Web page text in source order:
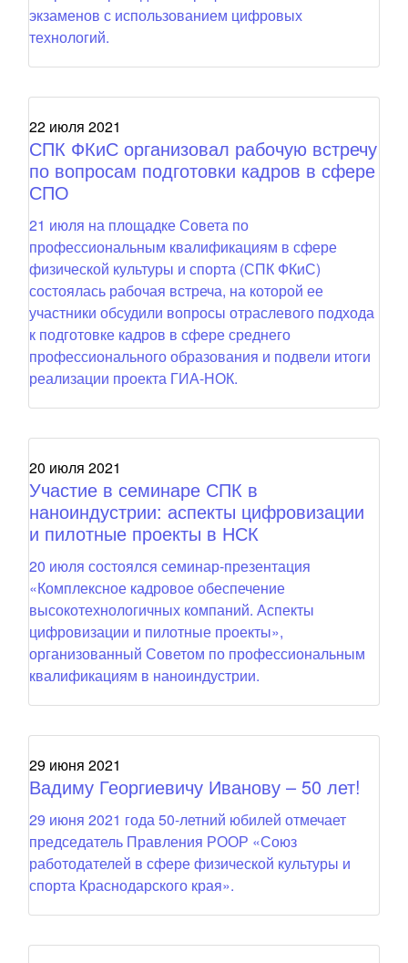
экзаменов с использованием цифровых
технологий.
22 июля 2021
СПК ФКиС организовал рабочую встречу
по вопросам подготовки кадров в сфере
СПО
21 июля на площадке Совета по
профессиональным квалификациям в сфере
физической культуры и спорта (СПК ФКиС)
состоялась рабочая встреча, на которой ее
участники обсудили вопросы отраслевого подхода
к подготовке кадров в сфере среднего
профессионального образования и подвели итоги
реализации проекта ГИА-НОК.
20 июля 2021
Участие в семинаре СПК в
наноиндустрии: аспекты цифровизации
и пилотные проекты в НСК
20 июля состоялся семинар-презентация
«Комплексное кадровое обеспечение
высокотехнологичных компаний. Аспекты
цифровизации и пилотные проекты»,
организованный Советом по профессиональным
квалификациям в наноиндустрии.
29 июня 2021
Вадиму Георгиевичу Иванову – 50 лет!
29 июня 2021 года 50-летний юбилей отмечает
председатель Правления РООР «Союз
работодателей в сфере физической культуры и
спорта Краснодарского края».